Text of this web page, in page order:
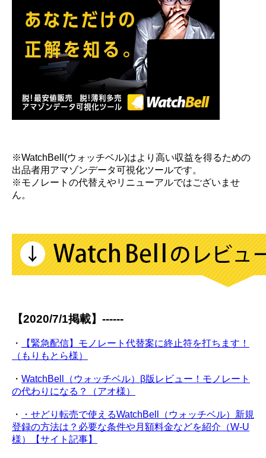
※WatchBell(ウォッチベル)はより高い収益を得るための
出品者用アマゾンデータ可視化ツールです。
※モノレートの代替えやリニューアルではございませ
ん。
【2020/7/1掲載】------
・
【緊急配信】モノレート代替案に終止符を打ちます！
（もりもとら様）
・ WatchBell（ウォッチベル）β版レビュー！モノレート
の代わりになる？（アオ様）
・
・せどり転売で使えるWatchBell（ウォッチベル）新規
登録の方法は？必要な条件や月額料金などを紹介（W-U
様）【サイト記事】